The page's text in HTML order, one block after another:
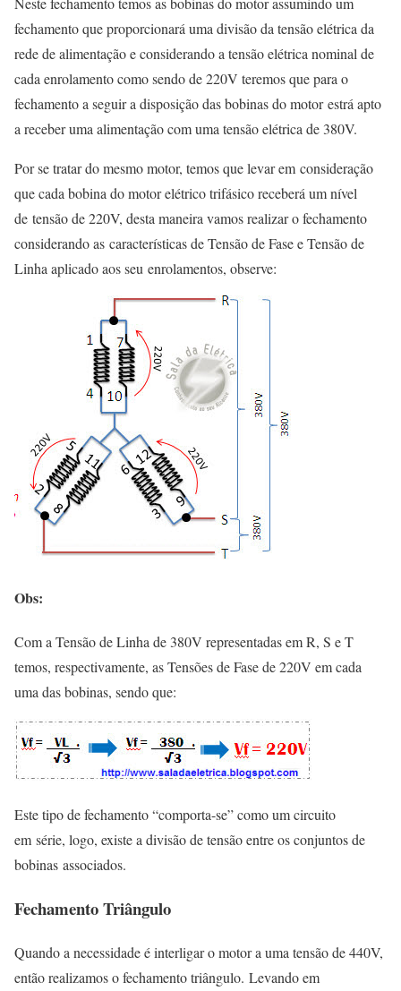
fechamento que proporcionará uma divisão da tensão elétrica da
rede de alimentação e considerando a tensão elétrica nominal de
cada enrolamento como sendo de 220V teremos que para o
fechamento a seguir a disposição das bobinas do motor estrá apto
a receber uma alimentação com uma tensão elétrica de 380V.
Por se tratar do mesmo motor, temos que levar em consideração
que cada bobina do motor elétrico trifásico receberá um nível
de tensão de 220V, desta maneira vamos realizar o fechamento
considerando as características de Tensão de Fase e Tensão de
Linha aplicado aos seu enrolamentos, observe:
Obs:
Com a Tensão de Linha de 380V representadas em R, S e T
temos, respectivamente, as Tensões de Fase de 220V em cada
uma das bobinas, sendo que:
Este tipo de fechamento “comporta-se” como um circuito
em série, logo, existe a divisão de tensão entre os conjuntos de
bobinas associados.
Fechamento Triângulo
Quando a necessidade é interligar o motor a uma tensão de 440V,
então realizamos o fechamento triângulo. Levando em